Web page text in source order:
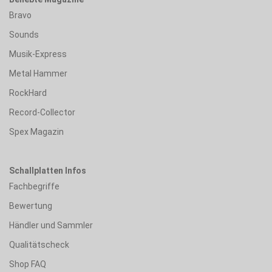
Bravo
Sounds
Musik-Express
Metal Hammer
RockHard
Record-Collector
Spex Magazin
Schallplatten Infos
Fachbegriffe
Bewertung
Händler und Sammler
Qualitätscheck
Shop FAQ